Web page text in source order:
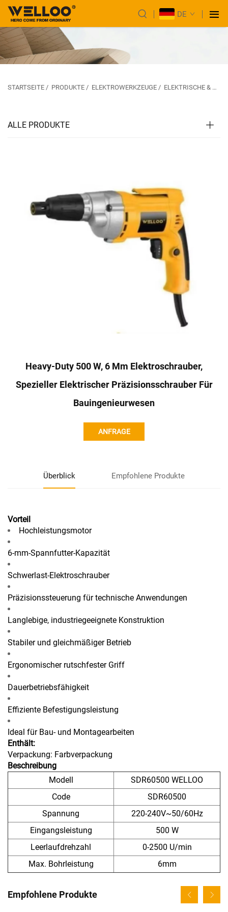
DE
STARTSEITE / PRODUKTE / ELEKTROWERKZEUGE / ELEKTRISCHE & SCHLAGBOHRMASCHINE
ALLE PRODUKTE
Heavy-Duty 500 W, 6 Mm Elektroschrauber,
Spezieller Elektrischer Präzisionsschrauber Für
Bauingenieurwesen
ANFRAGE
Überblick Empfohlene Produkte
Vorteil
Hochleistungsmotor
6-mm-Spannfutter-Kapazität
Schwerlast-Elektroschrauber
Präzisionssteuerung für technische Anwendungen
Langlebige, industriegeeignete Konstruktion
Stabiler und gleichmäßiger Betrieb
Ergonomischer rutschfester Griff
Dauerbetriebsfähigkeit
Effiziente Befestigungsleistung
Ideal für Bau- und Montagearbeiten
Enthält:
Verpackung: Farbverpackung
Beschreibung
Modell
SDR60500 WELLOO
Code
SDR60500
Spannung
220-240V~50/60Hz
Eingangsleistung
500 W
Leerlaufdrehzahl
0-2500 U/min
Max. Bohrleistung
6mm
Empfohlene Produkte